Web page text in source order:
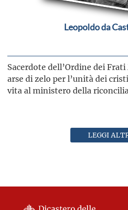
Leopoldo da
Sacerdote dell’Ordine dei
arse di zelo per l’unità dei
vita al ministero della
LEGGI